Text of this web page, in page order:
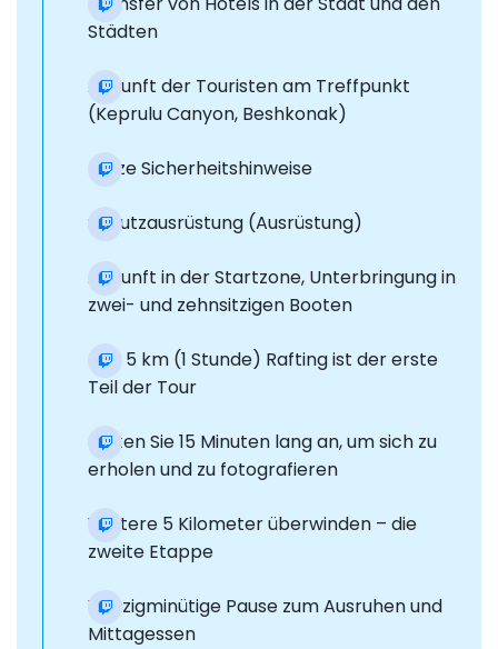
Städten
Ankunft der Touristen am Treffpunkt
(Keprulu Canyon, Beshkonak)
Kurze Sicherheitshinweise
Schutzausrüstung (Ausrüstung)
Ankunft in der Startzone, Unterbringung in
zwei- und zehnsitzigen Booten
Das 5 km (1 Stunde) Rafting ist der erste
Teil der Tour
Halten Sie 15 Minuten lang an, um sich zu
erholen und zu fotografieren
Weitere 5 Kilometer überwinden – die
zweite Etappe
Vierzigminütige Pause zum Ausruhen und
Mittagessen